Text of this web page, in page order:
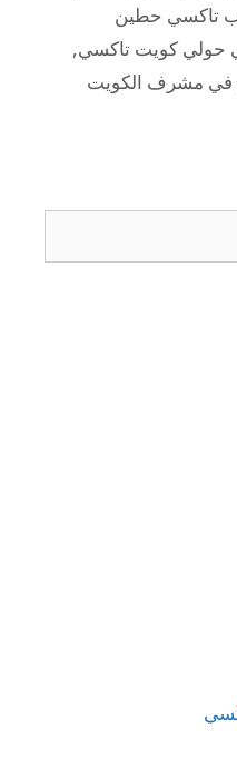
تاكسي حطين
حولي كويت تاكسي,
في مشرف الكويت